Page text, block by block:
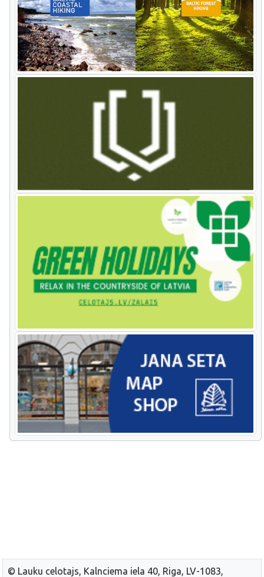
© Lauku celotajs, Kalnciema iela 40, Riga, LV-1083,